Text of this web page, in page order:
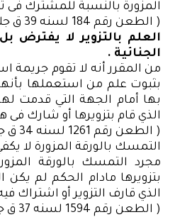
المزورة بالنسبة للمشترك فى
( الطعن رقم 184 لسنه 39 ق جلسة 8/12/1969 )
العلم بالتزوير لا يفترض
الجنائية .
من المقرر أنه لا تقوم جريمة
بثبوت علم من استعملها
بها أمام الجهة التي قدمت
الذي قام بتزويرها أو شارك فى
( الطعن رقم 1261 لسنه 34 ق جلسة 16/2/1965 )
التمسك بالورقة المزورة لا
مجرد التمسك بالورقة
بتزويرها مادام الحكم لم
الذي قارف التزوير أو اشتراك
( الطعن رقم 1594 لسنه 37 ق جلسة 20/11/1967 )